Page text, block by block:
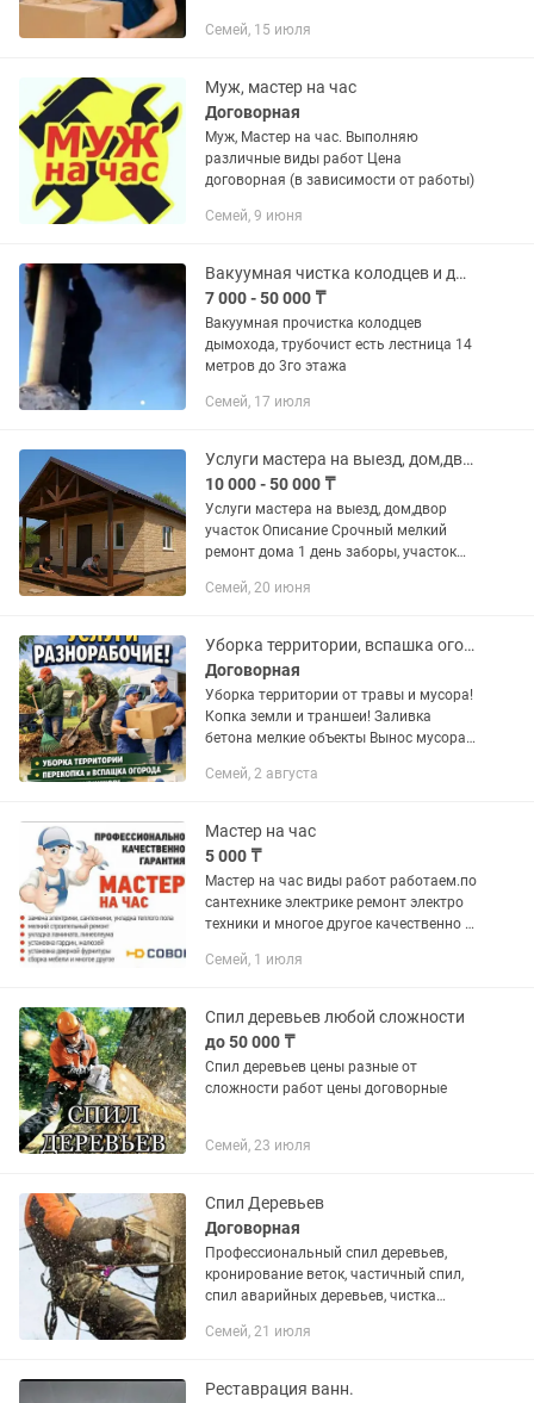
Семей, 15 июля
Муж, мастер на час
Договорная
Муж, Мастер на час. Выполняю
различные виды работ Цена
договорная (в зависимости от работы)
Семей, 9 июня
Вакуумная чистка колодцев и дымовой трубы
7 000 - 50 000 ₸
Вакуумная прочистка колодцев
дымохода, трубочист есть лестница 14
метров до 3го этажа
Семей, 17 июля
Услуги мастера на выезд, дом,двор участок
10 000 - 50 000 ₸
Услуги мастера на выезд, дом,двор
участок Описание Срочный мелкий
ремонт дома 1 день заборы, участок
“РЕМОНТ И УСТАНОВКА ЗАБОРОВ
починить...
Семей, 20 июня
Уборка территории, вспашка огорода, копка земли, Разнорабочие! г.Семей
Договорная
Уборка территории от травы и мусора!
Копка земли и траншеи! Заливка
бетона мелкие объекты Вынос мусора
почасовая и договорная! Любая
Семей, 2 августа
Мастер на час
5 000 ₸
Мастер на час виды работ работаем.по
сантехнике электрике ремонт электро
техники и многое другое качественно и
Семей, 1 июля
Спил деревьев любой сложности
до 50 000 ₸
Спил деревьев цены разные от
сложности работ цены договорные
Семей, 23 июля
Спил Деревьев
Договорная
Профессиональный спил деревьев,
кронирование веток, частичный спил,
спил аварийных деревьев, чистка
осмотр и консультация бесплатная.
Семей, 21 июля
Реставрация ванн.